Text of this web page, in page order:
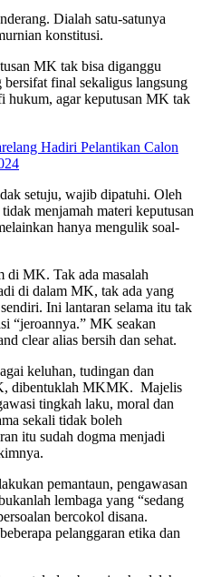
Dialah satu-satunya
konstitusi.
MK tak bisa diganggu
final sekaligus langsung
hukum, agar keputusan MK tak
Hadiri Pelantikan Calon
setuju, wajib dipatuhi. Oleh
menjamah materi keputusan
hanya mengulik soal-
di MK. Tak ada masalah
di dalam MK, tak ada yang
Ini lantaran selama itu tak
“jeroannya.” MK seakan
clear alias bersih dan sehat.
keluhan, tudingan dan
dibentuklah MKMK. Majelis
tingkah laku, moral dan
sekali tidak boleh
itu sudah dogma menjadi
pemantaun, pengawasan
lembaga yang “sedang
bercokol disana.
pelanggaran etika dan